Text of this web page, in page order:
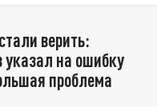
верить:
на ошибку
проблема